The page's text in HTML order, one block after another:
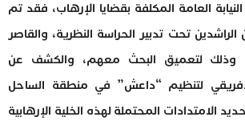
العامة المكلفة بقضايا الإرهاب، فقد تم
تحت تدبير الحراسة النظرية، والقاصر
وذلك لتعميق البحث معهم، والكشف عن
الإفريقي لتنظيم “داعش” في منطقة الساحل
الامتدادات المحتملة لهذه الخلية الإرهابية